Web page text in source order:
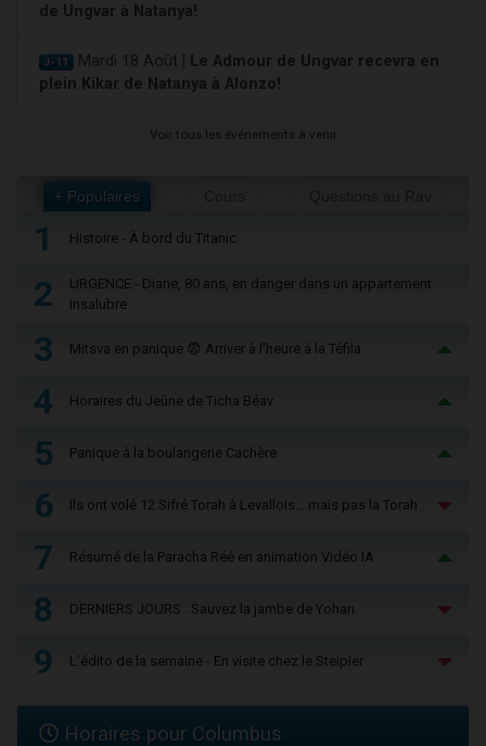
de Ungvar à Natanya!
J-11 Mardi 18 Août |
Le Admour de Ungvar recevra en
plein Kikar de Natanya à Alonzo!
Voir tous les événements à venir
+ Populaires
1 Histoire - À bord du Titanic
2
URGENCE - Diane, 80 ans, en danger dans un appartement
insalubre
3 Mitsva en panique 😨 Arriver à l'heure à la Téfila
4 Horaires du Jeûne de Ticha Béav
5 Panique à la boulangerie Cachère
6 Ils ont volé 12 Sifré Torah à Levallois… mais pas la Torah
7 Résumé de la Paracha Réé en animation Vidéo IA
8 DERNIERS JOURS : Sauvez la jambe de Yohan
9 L'édito de la semaine - En visite chez le Steipler
Horaires pour Columbus